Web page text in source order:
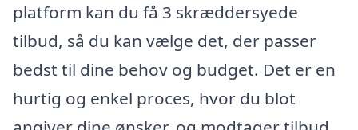
platform kan du få 3 skræddersyede
tilbud, så du kan vælge det, der passer
bedst til dine behov og budget. Det er en
hurtig og enkel proces, hvor du blot